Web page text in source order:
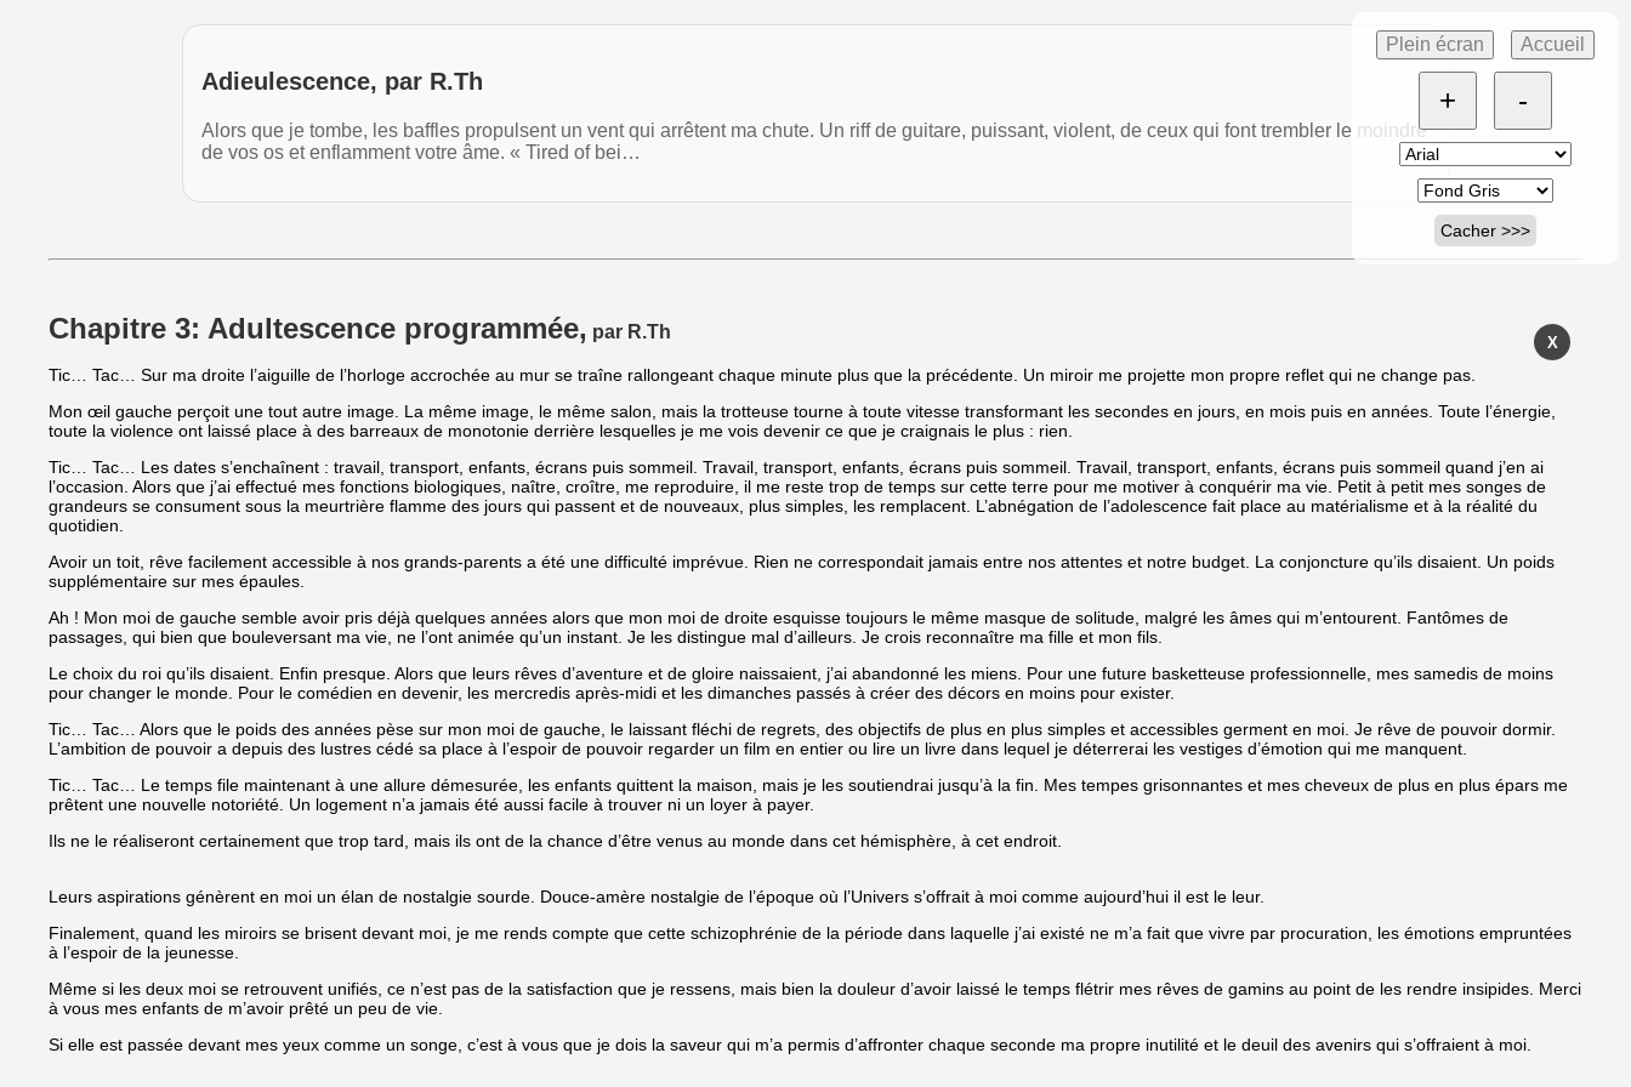
Plein écran Accueil
+ -
Cacher >>>
Adieulescence, par R.Th
Alors que je tombe, les baffles propulsent un vent qui arrêtent ma chute. Un riff de guitare, puissant, violent, de ceux qui font trembler le moindre
de vos os et enflamment votre âme. « Tired of bei…
X
Chapitre 3: Adultescence programmée, par R.Th
Tic… Tac… Sur ma droite l’aiguille de l’horloge accrochée au mur se traîne rallongeant chaque minute plus que la précédente. Un miroir me projette mon propre reflet qui ne change pas.
Mon œil gauche perçoit une tout autre image. La même image, le même salon, mais la trotteuse tourne à toute vitesse transformant les secondes en jours, en mois puis en années. Toute l’énergie,
toute la violence ont laissé place à des barreaux de monotonie derrière lesquelles je me vois devenir ce que je craignais le plus : rien.
Tic… Tac… Les dates s’enchaînent : travail, transport, enfants, écrans puis sommeil. Travail, transport, enfants, écrans puis sommeil. Travail, transport, enfants, écrans puis sommeil quand j’en ai
l’occasion. Alors que j’ai effectué mes fonctions biologiques, naître, croître, me reproduire, il me reste trop de temps sur cette terre pour me motiver à conquérir ma vie. Petit à petit mes songes de
grandeurs se consument sous la meurtrière flamme des jours qui passent et de nouveaux, plus simples, les remplacent. L’abnégation de l’adolescence fait place au matérialisme et à la réalité du
quotidien.
Avoir un toit, rêve facilement accessible à nos grands-parents a été une difficulté imprévue. Rien ne correspondait jamais entre nos attentes et notre budget. La conjoncture qu’ils disaient. Un poids
supplémentaire sur mes épaules.
Ah ! Mon moi de gauche semble avoir pris déjà quelques années alors que mon moi de droite esquisse toujours le même masque de solitude, malgré les âmes qui m’entourent. Fantômes de
passages, qui bien que bouleversant ma vie, ne l’ont animée qu’un instant. Je les distingue mal d’ailleurs. Je crois reconnaître ma fille et mon fils.
Le choix du roi qu’ils disaient. Enfin presque. Alors que leurs rêves d’aventure et de gloire naissaient, j’ai abandonné les miens. Pour une future basketteuse professionnelle, mes samedis de moins
pour changer le monde. Pour le comédien en devenir, les mercredis après-midi et les dimanches passés à créer des décors en moins pour exister.
Tic… Tac… Alors que le poids des années pèse sur mon moi de gauche, le laissant fléchi de regrets, des objectifs de plus en plus simples et accessibles germent en moi. Je rêve de pouvoir dormir.
L’ambition de pouvoir a depuis des lustres cédé sa place à l’espoir de pouvoir regarder un film en entier ou lire un livre dans lequel je déterrerai les vestiges d’émotion qui me manquent.
Tic… Tac… Le temps file maintenant à une allure démesurée, les enfants quittent la maison, mais je les soutiendrai jusqu’à la fin. Mes tempes grisonnantes et mes cheveux de plus en plus épars me
prêtent une nouvelle notoriété. Un logement n’a jamais été aussi facile à trouver ni un loyer à payer.
Ils ne le réaliseront certainement que trop tard, mais ils ont de la chance d’être venus au monde dans cet hémisphère, à cet endroit.
Leurs aspirations génèrent en moi un élan de nostalgie sourde. Douce-amère nostalgie de l’époque où l’Univers s’offrait à moi comme aujourd’hui il est le leur.
Finalement, quand les miroirs se brisent devant moi, je me rends compte que cette schizophrénie de la période dans laquelle j’ai existé ne m’a fait que vivre par procuration, les émotions empruntées
à l’espoir de la jeunesse.
Même si les deux moi se retrouvent unifiés, ce n’est pas de la satisfaction que je ressens, mais bien la douleur d’avoir laissé le temps flétrir mes rêves de gamins au point de les rendre insipides. Merci
à vous mes enfants de m’avoir prêté un peu de vie.
Si elle est passée devant mes yeux comme un songe, c’est à vous que je dois la saveur qui m’a permis d’affronter chaque seconde ma propre inutilité et le deuil des avenirs qui s’offraient à moi.